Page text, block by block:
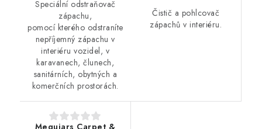
Speciální odstraňovač
zápachu,
pomocí kterého odstraníte
nepříjemný zápachu v
interiéru vozidel, v
karavanech, člunech,
sanitárních, obytných a
komerčních prostorách.
Čistič a pohlcovač
zápachů v interiéru.